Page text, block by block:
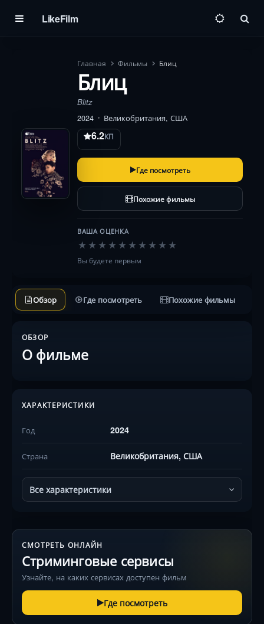
LikeFilm
Главная Фильмы Блиц
Блиц
Blitz
2024
Великобритания, США
6.2КП
Где посмотреть
Похожие фильмы
ВАША ОЦЕНКА
★ ★ ★ ★ ★ ★ ★ ★ ★ ★
Вы будете первым
Обзор Где посмотреть Похожие фильмы
ОБЗОР
О фильме
ХАРАКТЕРИСТИКИ
Год 2024
Страна Великобритания, США
Все характеристики
СМОТРЕТЬ ОНЛАЙН
Стриминговые сервисы
Узнайте, на каких сервисах доступен фильм
Где посмотреть